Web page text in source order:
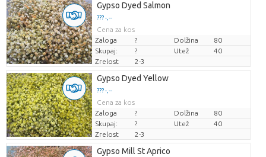
Gypso Dyed Salmon
??? -,--
Cena za kos
Zaloga
? Dolžina
80
Skupaj:
? Utež
40
Zrelost
2-3
Gypso Dyed Yellow
??? -,--
Cena za kos
Zaloga
? Dolžina
80
Skupaj:
? Utež
40
Zrelost
2-3
Gypso Mill St Aprico